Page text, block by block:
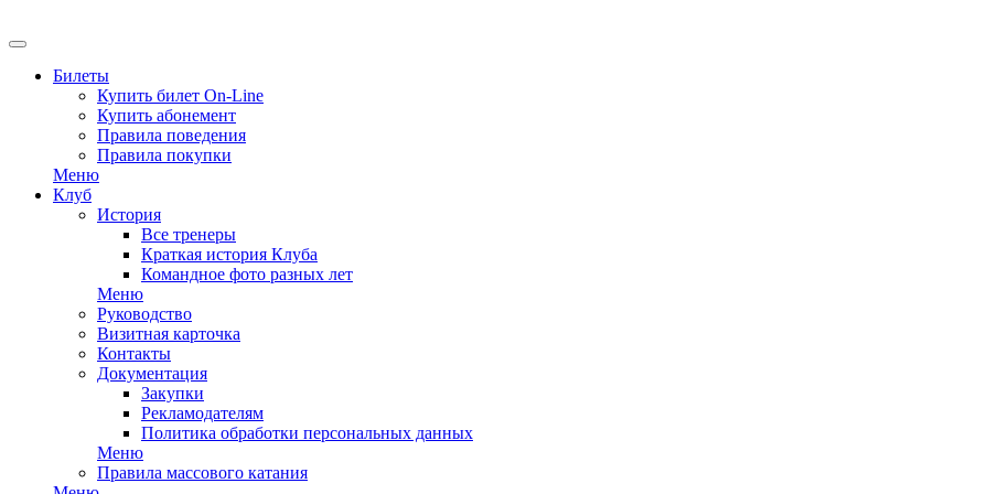
Билеты
Купить билет On-Line
Купить абонемент
Правила поведения
Правила покупки
Меню
Клуб
История
Все тренеры
Краткая история Клуба
Командное фото разных лет
Меню
Руководство
Визитная карточка
Контакты
Документация
Закупки
Рекламодателям
Политика обработки персональных данных
Меню
Правила массового катания